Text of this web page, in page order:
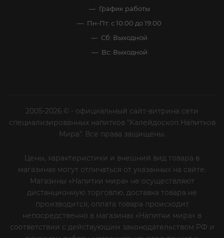
График работы
Пн-Пт: с 10:00 до 19:00
Сб: Выходной
Вс: Выходной
2005-2026 © - официальный сайт-витрина сети
специализированных напитков "Калейдоскоп Напитков
Мира". Все права защищены.
Цены, характеристики и внешний вид товара в
магазинах могут отличаться от указанных на сайте.
Магазины «Напитки мира» не осуществляют
дистанционную торговлю, доставка товара не
производится, оплата товара происходит
непосредственно в магазинах «Напитки мира» в
соответствии с действующим законодательством РФ и